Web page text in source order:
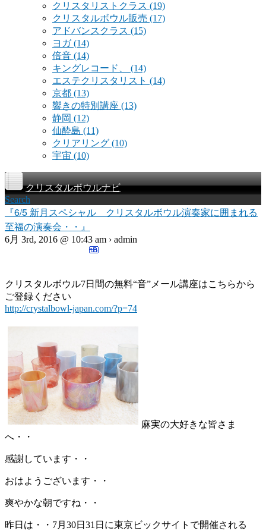
クリスタリストクラス (19)
クリスタルボウル販売 (17)
アドバンスクラス (15)
ヨガ(14)
倍音 (14)
キングレコード、 (14)
エステクリスタリスト (14)
京都 (13)
響きの特別講座 (13)
静岡 (12)
仙酔島 (11)
クリアリング (10)
宇宙 (10)
クリスタルボウルナビ
Search
『6/5 新月スペシャル クリスタルボウル演奏家に囲まれる
至福の演奏会・・』
6月 3rd, 2016 @ 10:43 am › admin
クリスタルボウル7日間の無料“音”メール講座はこちらから
ご登録ください
http://crystalbowl-japan.com/?p=74
麻実の大好きな皆さま
へ・・
感謝しています・・
おはようございます・・
爽やかな朝ですね・・
昨日は・・7月30日31日に東京ビックサイトで開催される